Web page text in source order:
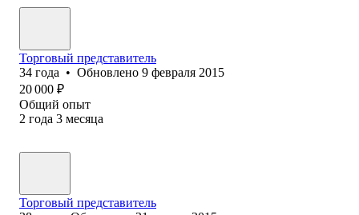
Торговый представитель
34 года • Обновлено 9 февраля 2015
20 000 ₽
Общий опыт
2 года 3 месяца
Торговый представитель